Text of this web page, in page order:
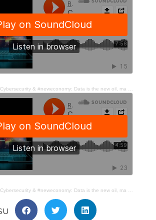
Cybersecurity & #neweconomy: Data is the new oil, ma chi è (davvero) cyber-ready? -(p.3)
Cybersecurity & #neweconomy: Data is the new oil, ma chi è (davvero) cyber-ready? -(p.4)